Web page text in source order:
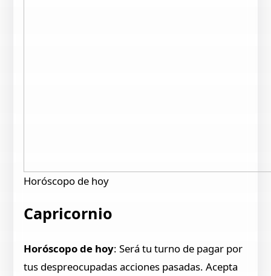
Horóscopo de hoy
Capricornio
Horóscopo de hoy: Será tu turno de pagar por
tus despreocupadas acciones pasadas. Acepta